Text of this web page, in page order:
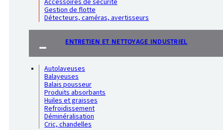
Gestion de flotte
Détecteurs, caméras, avertisseurs
ENTRETIEN ET NETTOYAGE INDUSTRIEL
Autolaveuses
Balayeuses
Balais pousseur
Produits absorbants
Huiles et graisses
Refroidissement
Déminéralisation
Cric, chandelles